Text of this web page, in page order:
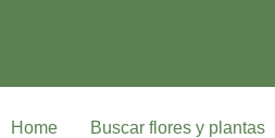
Home Buscar flores y plantas